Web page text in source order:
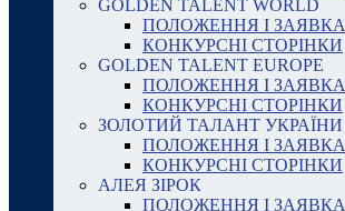
GOLDEN TALENT WORLD
ПОЛОЖЕННЯ І ЗАЯВКА
КОНКУРСНІ СТОРІНКИ
GOLDEN TALENT EUROPE
ПОЛОЖЕННЯ І ЗАЯВКА
КОНКУРСНІ СТОРІНКИ
ЗОЛОТИЙ ТАЛАНТ УКРАЇНИ
ПОЛОЖЕННЯ І ЗАЯВКА
КОНКУРСНІ СТОРІНКИ
АЛЕЯ ЗІРОК
ПОЛОЖЕННЯ І ЗАЯВКА